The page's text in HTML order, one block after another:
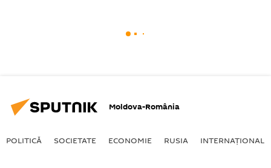
Moldova-România
POLITICĂ SOCIETATE ECONOMIE RUSIA INTERNAŢIONAL